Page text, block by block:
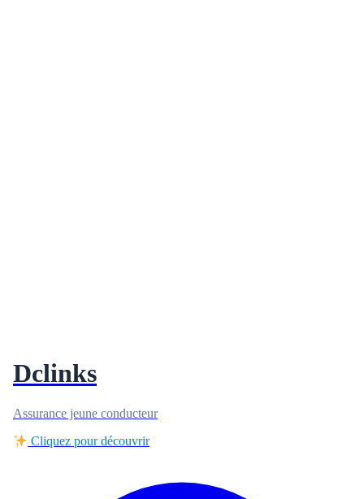
Dclinks
Assurance jeune conducteur
Cliquez pour découvrir